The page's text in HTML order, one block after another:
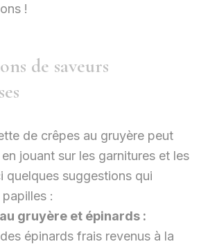
!
de saveurs
de crêpes au gruyère peut
jouant sur les garnitures et les
quelques suggestions qui
:
gruyère et épinards :
épinards frais revenus à la